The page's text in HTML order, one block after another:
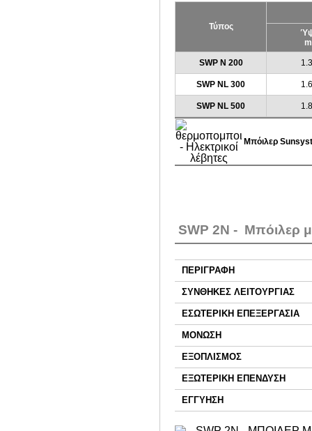
Τύπος
SWP N 200
SWP NL 300
SWP NL 500
Μπόιλερ
SWP 2N - Μπόιλερ
ΠΕΡΙΓΡΑΦΗ
ΣΥΝΘΗΚΕΣ ΛΕΙΤΟΥΡΓΙΑΣ
ΕΣΩΤΕΡΙΚΗ ΕΠΕΞΕΡΓΑΣΙΑ
ΜΟΝΩΣΗ
ΕΞΟΠΛΙΣΜΟΣ
ΕΞΩΤΕΡΙΚΗ ΕΠΕΝΔΥΣΗ
ΕΓΓΥΗΣΗ